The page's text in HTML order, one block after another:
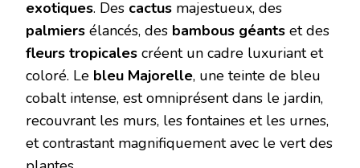
exotiques. Des cactus majestueux, des
palmiers élancés, des bambous géants et des
fleurs tropicales créent un cadre luxuriant et
coloré. Le bleu Majorelle, une teinte de bleu
cobalt intense, est omniprésent dans le jardin,
recouvrant les murs, les fontaines et les urnes,
et contrastant magnifiquement avec le vert des